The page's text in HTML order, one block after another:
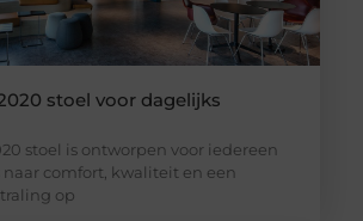
stoel voor dagelijks
stoel is ontworpen voor iedereen
naar comfort, kwaliteit en een
op